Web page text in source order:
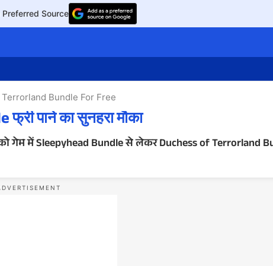
Source
Bundle For Free
पाने का सुनहरा मौका
गेम में Sleepyhead Bundle से लेकर Duchess of Terrorland